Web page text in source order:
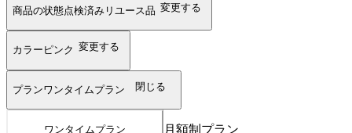
商品の状態点検済みリユース品 変更する
カラー ピンク 変更する
プランワンタイムプラン 閉じる
ワンタイムプラン 月額制プラン